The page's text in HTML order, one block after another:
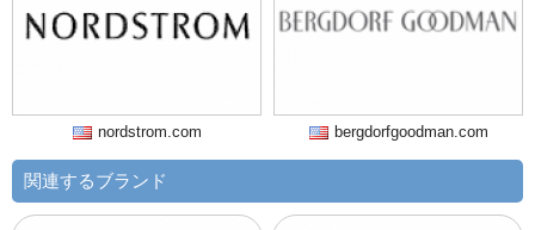
nordstrom.com bergdorfgoodman.com
関連するブランド